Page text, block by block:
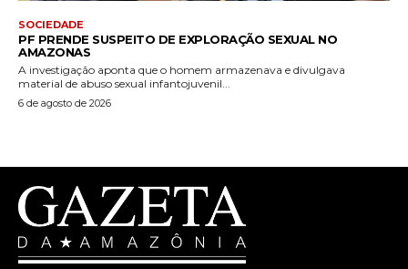
SOCIEDADE
PF PRENDE SUSPEITO DE EXPLORAÇÃO SEXUAL NO
AMAZONAS
A investigação aponta que o homem armazenava e divulgava
material de abuso sexual infantojuvenil...
6 de agosto de 2026